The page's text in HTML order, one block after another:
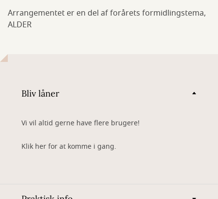
Arrangementet er en del af forårets formidlingstema,
ALDER
Bliv låner
Vi vil altid gerne have flere brugere!
Klik her for at komme i gang.